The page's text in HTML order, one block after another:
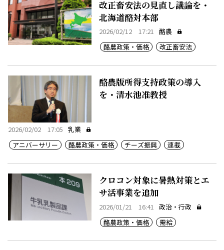
改正畜安法の見直し議論を・
北海道酪対本部
2026/02/12 17:21 酪農
酪農政策・価格
改正畜安法
酪農版所得支持政策の導入
を・清水池准教授
2026/02/02 17:05 乳業
アニバーサリー
酪農政策・価格 チーズ振興 連載
クロコン対象に暑熱対策とエ
サ活事業を追加
2026/01/21 16:41
政治・行政
酪農政策・価格
需給